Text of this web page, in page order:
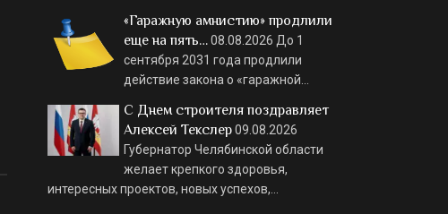
«Гаражную амнистию» продлили
еще на пять…08.08.2026 До 1
сентября 2031 года продлили
действие закона о «гаражной…
С Днем строителя поздравляет
Алексей Текслер09.08.2026
Губернатор Челябинской области
желает крепкого здоровья,
интересных проектов, новых успехов,…